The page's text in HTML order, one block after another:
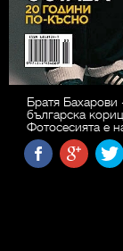
Братя Бахарови
българска
Фотосесията е